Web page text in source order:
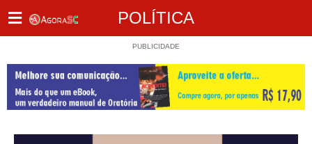
POLÍTICA
PUBLICIDADE